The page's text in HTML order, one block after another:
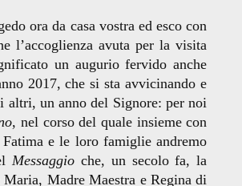
ora da casa vostra ed esco con
l’accoglienza avuta per la visita
un augurio fervido anche
2017, che si sta avvicinando e
altri, un anno del Signore: per noi
, nel corso del quale insieme con
e le loro famiglie andremo
Messaggio che, un secolo fa, la
Maria, Madre Maestra e Regina di